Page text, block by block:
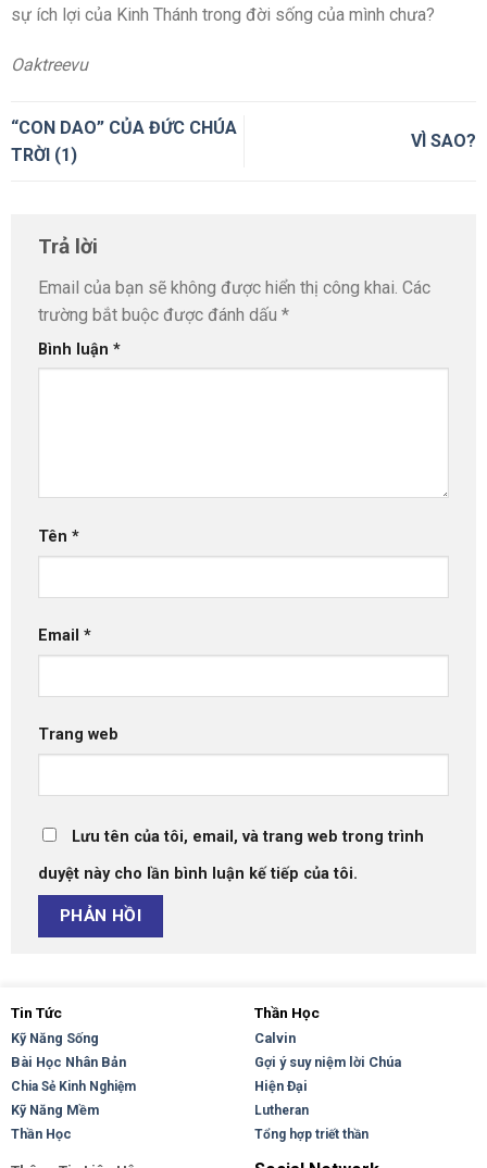
sự ích lợi của Kinh Thánh trong đời sống của mình chưa?
Oaktreevu
“CON DAO” CỦA ĐỨC CHÚA
TRỜI (1)
VÌ SAO?
Trả lời
Email của bạn sẽ không được hiển thị công khai. Các
trường bắt buộc được đánh dấu *
Bình luận *
Tên *
Email *
Trang web
Lưu tên của tôi, email, và trang web trong trình
duyệt này cho lần bình luận kế tiếp của tôi.
Tin Tức
Kỹ Năng Sống
Bài Học Nhân Bản
Chia Sẻ Kinh Nghiệm
Kỹ Năng Mềm
Thần Học
Thần Học
Calvin
Gợi ý suy niệm lời Chúa
Hiện Đại
Lutheran
Tổng hợp triết thần